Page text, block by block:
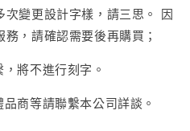
次變更設計字樣，請三思。 因
務，請確認需要後再購買；
將不進行刻字。
商等請聯繫本公司詳談。